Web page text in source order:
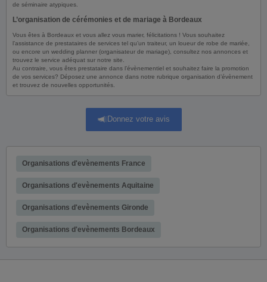
de séminaire atypiques.
L’organisation de cérémonies et de mariage à Bordeaux
Vous êtes à Bordeaux et vous allez vous marier, félicitations ! Vous souhaitez
l’assistance de prestataires de services tel qu’un traiteur, un loueur de robe de mariée,
ou encore un wedding planner (organisateur de mariage), consultez nos annonces et
trouvez le service adéquat sur notre site.
Au contraire, vous êtes prestataire dans l’évènementiel et souhaitez faire la promotion
de vos services? Déposez une annonce dans notre rubrique organisation d’évènement
et trouvez de nouvelles opportunités.
Donnez votre avis
Organisations d'evènements France
Organisations d'evènements Aquitaine
Organisations d'evènements Gironde
Organisations d'evènements Bordeaux